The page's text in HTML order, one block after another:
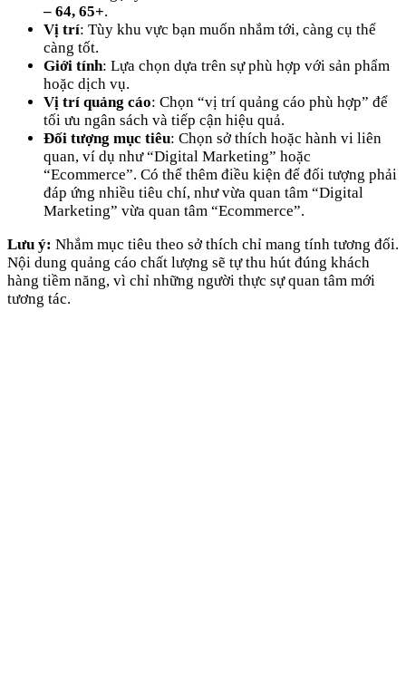
– 64, 65+.
Vị trí: Tùy khu vực bạn muốn nhắm tới, càng cụ thể
càng tốt.
Giới tính: Lựa chọn dựa trên sự phù hợp với sản phẩm
hoặc dịch vụ.
Vị trí quảng cáo: Chọn “vị trí quảng cáo phù hợp” để
tối ưu ngân sách và tiếp cận hiệu quả.
Đối tượng mục tiêu: Chọn sở thích hoặc hành vi liên
quan, ví dụ như “Digital Marketing” hoặc
“Ecommerce”. Có thể thêm điều kiện để đối tượng phải
đáp ứng nhiều tiêu chí, như vừa quan tâm “Digital
Marketing” vừa quan tâm “Ecommerce”.
Lưu ý: Nhắm mục tiêu theo sở thích chỉ mang tính tương đối.
Nội dung quảng cáo chất lượng sẽ tự thu hút đúng khách
hàng tiềm năng, vì chỉ những người thực sự quan tâm mới
tương tác.